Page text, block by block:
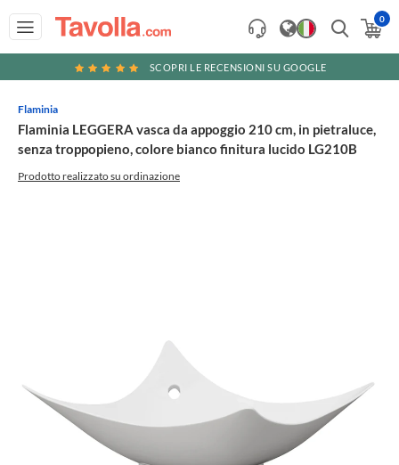
0
SCOPRI LE RECENSIONI SU GOOGLE
Flaminia
Flaminia LEGGERA vasca da appoggio 210 cm, in pietraluce,
senza troppopieno, colore bianco finitura lucido LG210B
Prodotto realizzato su ordinazione